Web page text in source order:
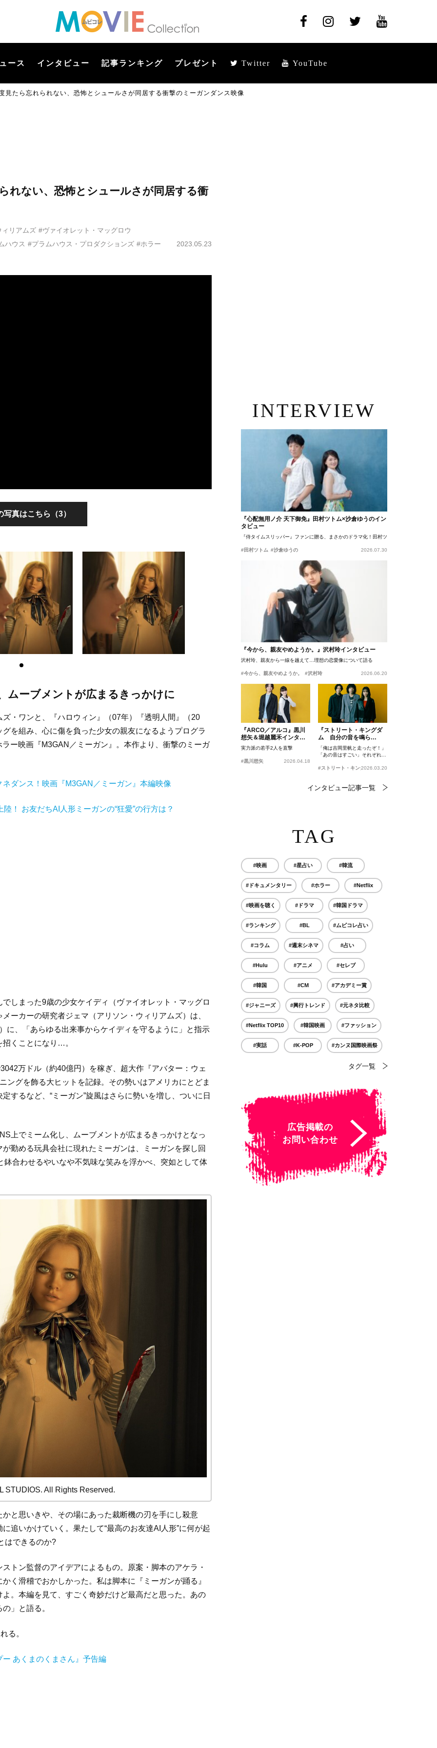
ース インタビュー 記事ランキング プレゼント Twitter YouTube
見たら忘れられない、恐怖とシュールさが同居する衝撃のミーガンダンス映像
れない、恐怖とシュールさが同居する衝
リアムズ #ヴァイオレット・マッグロウ
ハウス #プラムハウス・プロダクションズ #ホラー 2023.05.23
写真はこちら（3）
ムーブメントが広まるきっかけに
・ワンと、『ハロウィン』（07年）『透明人間』（20
を組み、心に傷を負った少女の親友になるようプログラ
ー映画『M3GAN／ミーガン』。本作より、衝撃のミーガ
ダンス！映画『M3GAN／ミーガン』本編映像
！ お友だちAI人形ミーガンの“狂愛”の行方は？
しまった9歳の少女ケイディ（ヴァイオレット・マッグロ
ーカーの研究者ジェマ（アリソン・ウィリアムズ）は、
に、「あらゆる出来事からケイディを守るように」と指示
くことになり…。
万ドル（約40億円）を稼ぎ、超大作『アバター：ウェ
ングを飾る大ヒットを記録。その勢いはアメリカにとどま
するなど、“ミーガン”旋風はさらに勢いを増し、ついに日
上でミーム化し、ムーブメントが広まるきっかけとなっ
勤める玩具会社に現れたミーガンは、ミーガンを探し回
合わせるやいなや不気味な笑みを浮かべ、突如として体
STUDIOS. All Rights Reserved.
と思いきや、その場にあった裁断機の刃を手にし殺意
追いかけていく。果たして“最高のお友達AI人形”に何が起
はできるのか?
トン監督のアイデアによるもの。原案・脚本のアケラ・
く滑稽でおかしかった。私は脚本に『ミーガンが踊る』
。本編を見て、すごく奇妙だけど最高だと思った。あの
」と語る。
る。
あくまのくまさん』予告編
INTERVIEW
『心配無用ノ介 天下御免』田村ツトム×沙倉ゆうのイン
タビュー
『侍タイムスリッパー』ファンに贈る、まさかのドラマ化！田村ツトム×沙倉ゆうのが語
#田村ツトム #沙倉ゆうの 2026.07.30
『今から、親友やめようか。』沢村玲インタビュー
沢村玲、親友から一線を越えて…理想の恋愛像について語る
#今から、親友やめようか。 #沢村玲 2026.06.20
『ARCO／アルコ』黒川
想矢＆堀越麗禾インタビ
ュー
実力派の若手2人を直撃
#黒川想矢 2026.04.18
『ストリート・キングダ
ム 自分の音を鳴ら
せ。』峯田和伸、若葉竜
也、吉岡里帆インタビュ
ー
「俺は吉岡里帆と走ったぞ！」
「あの音はすごい」それぞれの
#ストリート・キングダム 自分の音を鳴らせ。
2026.03.20
インタビュー記事一覧
TAG
#映画 #星占い #韓流
#ドキュメンタリー #ホラー #Netflix
#映画を聴く #ドラマ #韓国ドラマ
#ランキング #BL #ムビコレ占い
#コラム #週末シネマ #占い
#Hulu #アニメ #セレブ
#韓国 #CM #アカデミー賞
#ジャニーズ #興行トレンド #元ネタ比較
#Netflix TOP10 #韓国映画 #ファッション
#実話 #K-POP #カンヌ国際映画祭
タグ一覧
広告掲載の
お問い合わせ